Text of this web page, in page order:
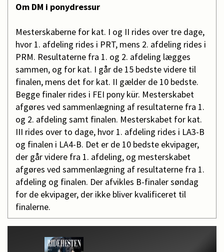
Om DM i ponydressur
Mesterskaberne for kat. I og II rides over tre dage,
hvor 1. afdeling rides i PRT, mens 2. afdeling rides i
PRM. Resultaterne fra 1. og 2. afdeling lægges
sammen, og for kat. I går de 15 bedste videre til
finalen, mens det for kat. II gælder de 10 bedste.
Begge finaler rides i FEI pony kür. Mesterskabet
afgøres ved sammenlægning af resultaterne fra 1.
og 2. afdeling samt finalen. Mesterskabet for kat.
III rides over to dage, hvor 1. afdeling rides i LA3-B
og finalen i LA4-B. Det er de 10 bedste ekvipager,
der går videre fra 1. afdeling, og mesterskabet
afgøres ved sammenlægning af resultaterne fra 1.
afdeling og finalen. Der afvikles B-finaler søndag
for de ekvipager, der ikke bliver kvalificeret til
finalerne.